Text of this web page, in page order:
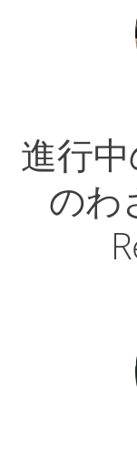
進行
のわ